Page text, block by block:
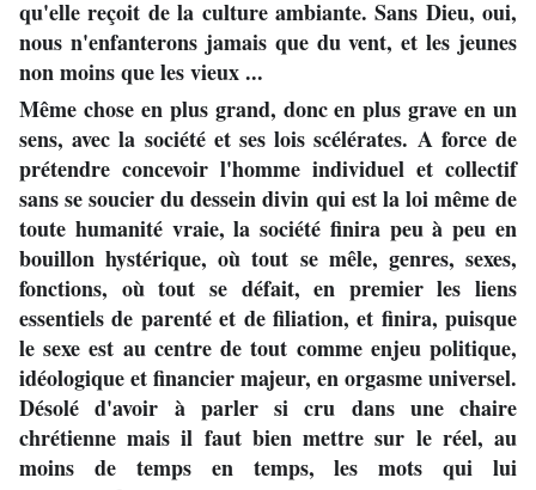
qu'elle reçoit de la culture ambiante. Sans Dieu, oui,
nous n'enfanterons jamais que du vent, et les jeunes
non moins que les vieux ...
Même chose en plus grand, donc en plus grave en un
sens, avec la société et ses lois scélérates. A force de
prétendre concevoir l'homme individuel et collectif
sans se soucier du dessein divin qui est la loi même de
toute humanité vraie, la société finira peu à peu en
bouillon hystérique, où tout se mêle, genres, sexes,
fonctions, où tout se défait, en premier les liens
essentiels de parenté et de filiation, et finira, puisque
le sexe est au centre de tout comme enjeu politique,
idéologique et financier majeur, en orgasme universel.
Désolé d'avoir à parler si cru dans une chaire
chrétienne mais il faut bien mettre sur le réel, au
moins de temps en temps, les mots qui lui